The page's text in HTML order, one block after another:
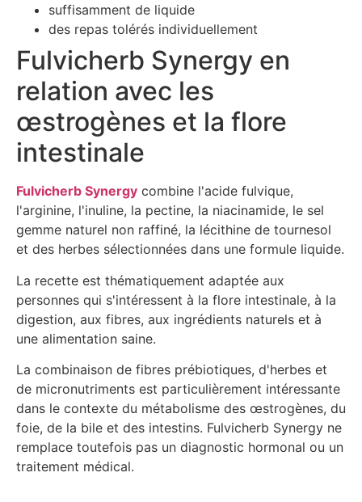
suffisamment de liquide
des repas tolérés individuellement
Fulvicherb Synergy en
relation avec les
œstrogènes et la flore
intestinale
Fulvicherb Synergy combine l'acide fulvique,
l'arginine, l'inuline, la pectine, la niacinamide, le sel
gemme naturel non raffiné, la lécithine de tournesol
et des herbes sélectionnées dans une formule liquide.
La recette est thématiquement adaptée aux
personnes qui s'intéressent à la flore intestinale, à la
digestion, aux fibres, aux ingrédients naturels et à
une alimentation saine.
La combinaison de fibres prébiotiques, d'herbes et
de micronutriments est particulièrement intéressante
dans le contexte du métabolisme des œstrogènes, du
foie, de la bile et des intestins. Fulvicherb Synergy ne
remplace toutefois pas un diagnostic hormonal ou un
traitement médical.